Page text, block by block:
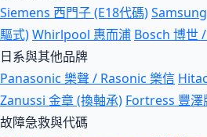
Siemens 西門子 (E18代碼)
驅式)Whirlpool 惠而浦 Bosch 博世
日系與其他品牌
Panasonic 樂聲 / Rasonic 樂信
Zanussi 金章 (換軸承) Fortress 豐澤
故障急救與代碼